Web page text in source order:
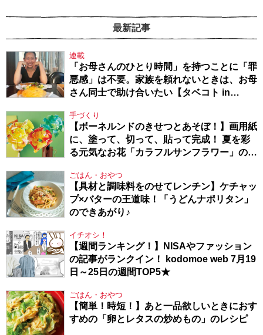
最新記事
連載
「お母さんのひとり時間」を持つことに「罪
悪感」は不要。家族を頼れないときは、お母
さん同士で助け合いたい【タベコト in
手づくり
【ボーネルンドのきせつとあそぼ！】画用紙
に、塗って、切って、貼って完成！ 夏を彩
る元気なお花「カラフルサンフラワー」の作
ごはん・おやつ
【具材と調味料をのせてレンチン】ケチャッ
プ×バターの王道味！「うどんナポリタン」
のできあがり♪
イチオシ！
【週間ランキング！】NISAやファッション
の記事がランクイン！ kodomoe web 7月19
日～25日の週間TOP5★
ごはん・おやつ
【簡単！時短！】あと一品欲しいときにおす
すめの「卵とレタスの炒めもの」のレシピ